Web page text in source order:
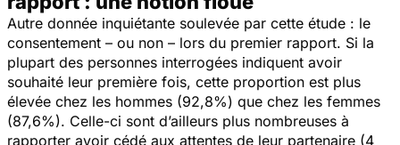
Autre donnée inquiétante soulevée par cette étude : le
consentement – ou non – lors du premier rapport. Si la
plupart des personnes interrogées indiquent avoir
souhaité leur première fois, cette proportion est plus
élevée chez les hommes (92,8%) que chez les femmes
(87,6%). Celle-ci sont d’ailleurs plus nombreuses à
rapporter avoir cédé aux attentes de leur partenaire (4